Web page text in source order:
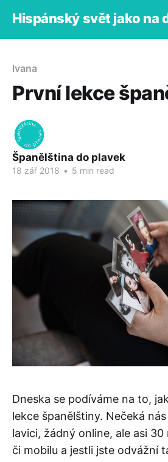
Hispánský svět jako na
Ivana
První lekce
Španělština do plavek
18 zář 2018 • 5 min read
Dneska se podíváme na to,
lekce španělštiny. Nečeká
lavici, žádný online, ale asi
či mobilu a jestli jste odvážní